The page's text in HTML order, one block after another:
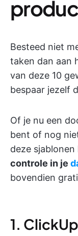
Besteed niet
taken dan aan
van deze 10
bespaar jezelf
Of je nu een
bent of nog
deze sjablonen
controle in je
bovendien
1.